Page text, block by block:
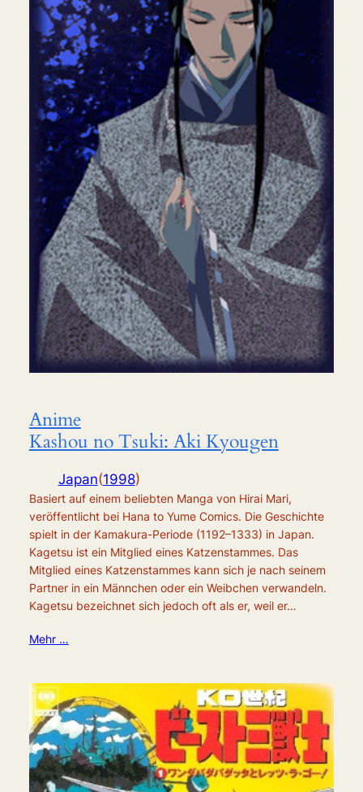
Anime
Kashou no Tsuki: Aki Kyougen
Japan(1998)
Basiert auf einem beliebten Manga von Hirai Mari,
veröffentlicht bei Hana to Yume Comics. Die Geschichte
spielt in der Kamakura-Periode (1192–1333) in Japan.
Kagetsu ist ein Mitglied eines Katzenstammes. Das
Mitglied eines Katzenstammes kann sich je nach seinem
Partner in ein Männchen oder ein Weibchen verwandeln.
Kagetsu bezeichnet sich jedoch oft als er, weil er…
Mehr …